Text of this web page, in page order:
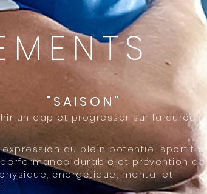
"SAISON"
un cap et progresser sur la durée
du plein potentiel sportif et
durable et prévention de
énergétique, mental et